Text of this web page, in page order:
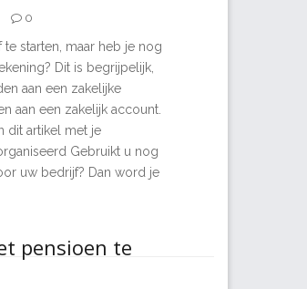
0
starten, maar heb je nog
Dit is begrijpelijk,
aan een zakelijke
aan een zakelijk account.
dit artikel met je
Gebruikt u nog
uw bedrijf? Dan word je
pensioen te